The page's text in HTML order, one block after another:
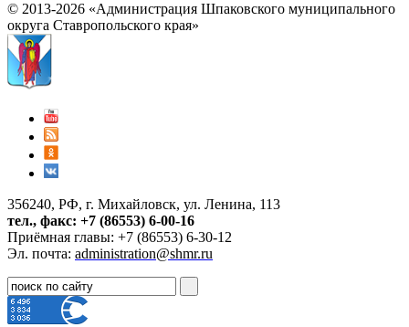
© 2013-2026 «Администрация Шпаковского муниципального
округа Ставропольского края»
356240, РФ, г. Михайловск, ул. Ленина, 113
тел., факс: +7 (86553) 6-00-16
Приёмная главы: +7 (86553) 6-30-12
Эл. почта: administration@shmr.ru